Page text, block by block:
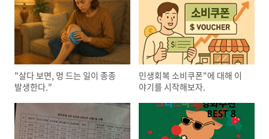
"살다 보면, 멍 드는 일이 종종
발생한다."
민생회복 소비쿠폰"에 대해 이
야기를 시작해보자.